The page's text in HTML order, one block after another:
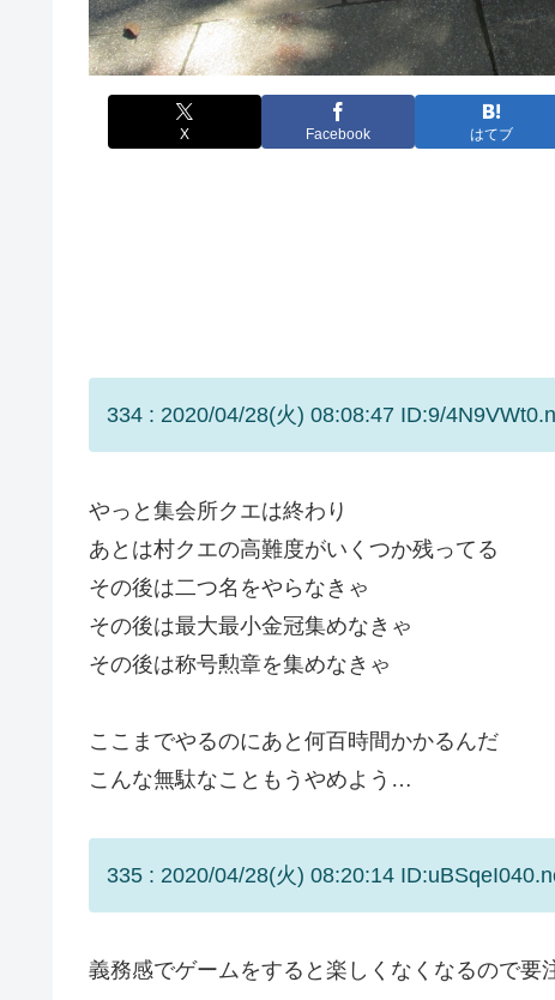
X Facebook はてブ
334 : 2020/04/28(火) 08:08:47 ID:9/
やっと集会所クエは終わり
あとは村クエの高難度がいくつか残ってる
その後は二つ名をやらなきゃ
その後は最大最小金冠集めなきゃ
その後は称号勲章を集めなきゃ
ここまでやるのにあと何百時間かかるんだ
こんな無駄なこともうやめよう…
335 : 2020/04/28(火) 08:20:14
義務感でゲームをすると楽しくなくなるので要